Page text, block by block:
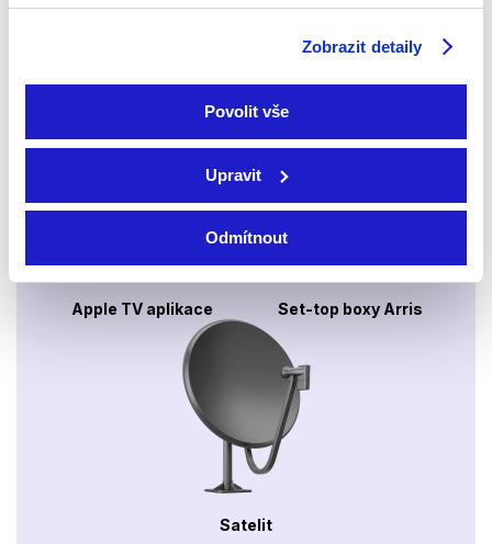
Zobrazit detaily
Povolit vše
Upravit
Odmítnout
Xbox app
Apple TV aplikace Set-top boxy Arris
Satelit